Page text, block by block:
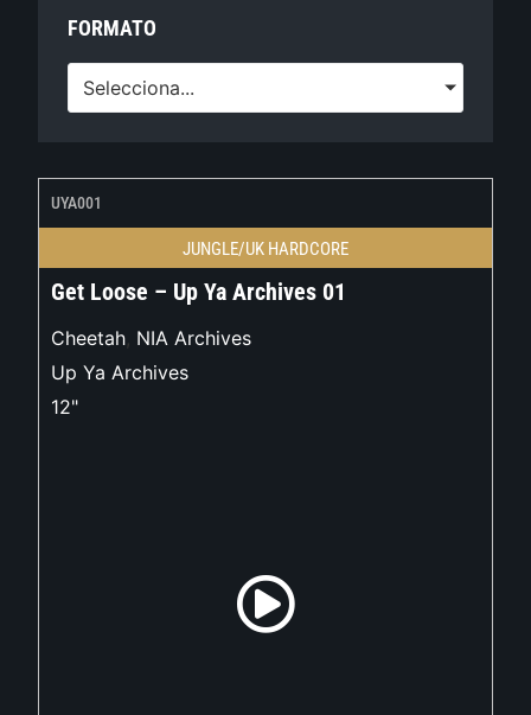
FORMATO
Selecciona...
UYA001
JUNGLE/UK HARDCORE
Get Loose – Up Ya Archives 01
Cheetah, NIA Archives
Up Ya Archives
12"